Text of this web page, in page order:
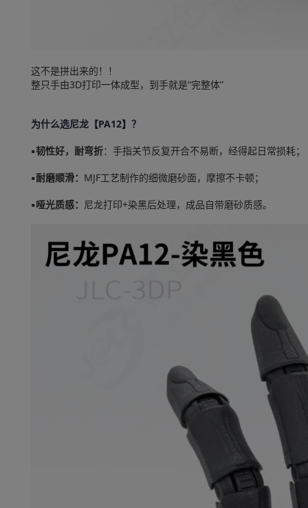
这不是拼出来的！！
整只手由3D打印一体成型，到手就是“完整体”
为什么选尼龙【PA12】？
▪韧性好，耐弯折：手指关节反复开合不易断，经得起日常损耗；
▪耐磨顺滑： MJF工艺制作的细微磨砂面，摩擦不卡顿；
▪哑光质感： 尼龙打印+染黑后处理，成品自带磨砂质感。